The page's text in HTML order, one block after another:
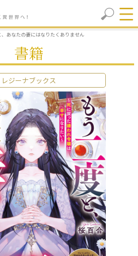
、あなたの妻にはなりたくありません
書籍
レジーナブックス